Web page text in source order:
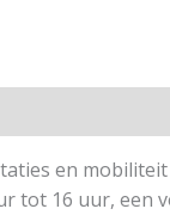
en
tot 16 uur,